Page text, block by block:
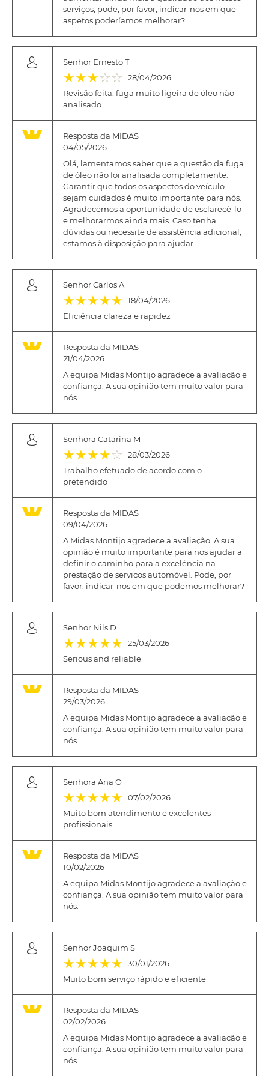
serviços, pode, por favor, indicar-nos em que
aspetos poderíamos melhorar?
Senhor Ernesto T
(*)
★ (*)
★ (*)
★ ( )
☆ ( )
☆
28/04/2026
Revisão feita, fuga muito ligeira de óleo não
analisado.
Resposta da MIDAS
04/05/2026
Olá, lamentamos saber que a questão da fuga
de óleo não foi analisada completamente.
Garantir que todos os aspectos do veículo
sejam cuidados é muito importante para nós.
Agradecemos a oportunidade de esclarecê-lo
e melhorarmos ainda mais. Caso tenha
dúvidas ou necessite de assistência adicional,
estamos à disposição para ajudar.
Senhor Carlos A
(*)
★ (*)
★ (*)
★ (*)
★ (*)
★
18/04/2026
Eficiência clareza e rapidez
Resposta da MIDAS
21/04/2026
A equipa Midas Montijo agradece a avaliação e
confiança. A sua opinião tem muito valor para
nós.
Senhora Catarina M
(*)
★ (*)
★ (*)
★ (*)
★ ( )
☆
28/03/2026
Trabalho efetuado de acordo com o
pretendido
Resposta da MIDAS
09/04/2026
A Midas Montijo agradece a avaliação. A sua
opinião é muito importante para nos ajudar a
definir o caminho para a excelência na
prestação de serviços automóvel. Pode, por
favor, indicar-nos em que podemos melhorar?
Senhor Nils D
(*)
★ (*)
★ (*)
★ (*)
★ (*)
★
25/03/2026
Serious and reliable
Resposta da MIDAS
29/03/2026
A equipa Midas Montijo agradece a avaliação e
confiança. A sua opinião tem muito valor para
nós.
Senhora Ana O
(*)
★ (*)
★ (*)
★ (*)
★ (*)
★
07/02/2026
Muito bom atendimento e excelentes
profissionais.
Resposta da MIDAS
10/02/2026
A equipa Midas Montijo agradece a avaliação e
confiança. A sua opinião tem muito valor para
nós.
Senhor Joaquim S
(*)
★ (*)
★ (*)
★ (*)
★ (*)
★
30/01/2026
Muito bom serviço rápido e eficiente
Resposta da MIDAS
02/02/2026
A equipa Midas Montijo agradece a avaliação e
confiança. A sua opinião tem muito valor para
nós.